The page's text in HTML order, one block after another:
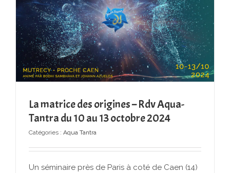
La matrice des origines – Rdv Aqua-
Tantra du 10 au 13 octobre 2024
Catégories : Aqua Tantra
Un séminaire près de Paris à coté de Caen (14)